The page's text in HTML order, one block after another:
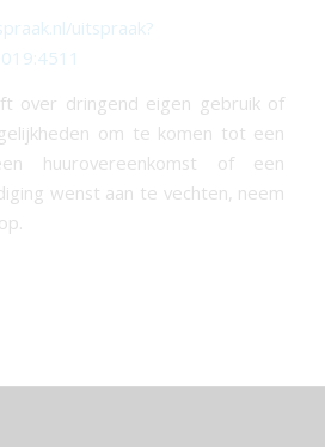
uitspraak?
over dringend eigen gebruik of
om te komen tot een
huurovereenkomst of een
wenst aan te vechten, neem